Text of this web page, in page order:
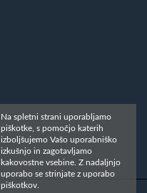
Na spletni strani uporabljamo
piškotke, s pomočjo katerih
izboljšujemo Vašo uporabniško
izkušnjo in zagotavljamo
kakovostne vsebine. Z nadaljnjo
uporabo se strinjate z uporabo
piškotkov.